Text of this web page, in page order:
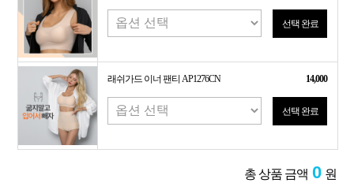
선택 완료
래쉬가드 이너 팬티 AP1276CN 14,000
선택 완료
총 상품 금액 0 원